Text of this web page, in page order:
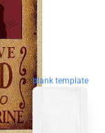
blank template